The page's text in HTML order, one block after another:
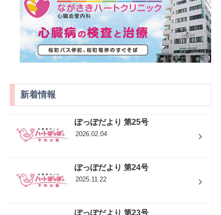
新着情報
ぽっぽだより 第25号
2026.02.04
ぽっぽだより 第24号
2025.11.22
ぽっぽだより 第23号